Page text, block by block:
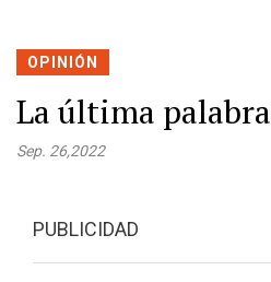
OPINIÓN
La última palabra
Sep. 26,2022
PUBLICIDAD